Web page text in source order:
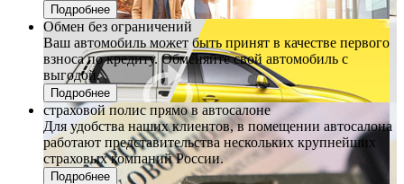
Подробнее
Обмен без ограничений
Ваш автомобиль может быть принят в качестве первого
взноса по кредиту. Обменяйте свой автомобиль с
выгодой.
Подробнее
страховой полис прямо в автосалоне
Для удобства наших клиентов, в помещении автосалона
работают представительства нескольких крупнейших
страховых компаний России.
Подробнее